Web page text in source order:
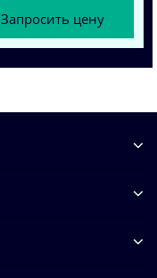
Запросить цену